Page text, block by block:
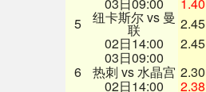
5
纽卡斯尔 vs 曼
联 2.45
02日14:00
2.45
03日09:00
6 热刺 vs 水晶宫 2.30
02日14:00 2.38